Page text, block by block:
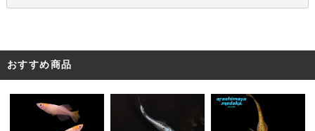
おすすめ商品